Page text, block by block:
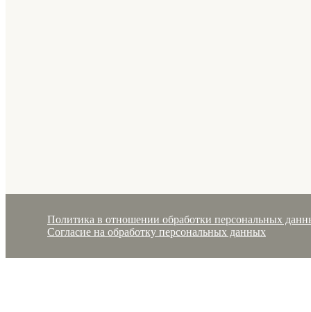
Политика в отношении обработки персональных
Согласие на обработку персональных данных